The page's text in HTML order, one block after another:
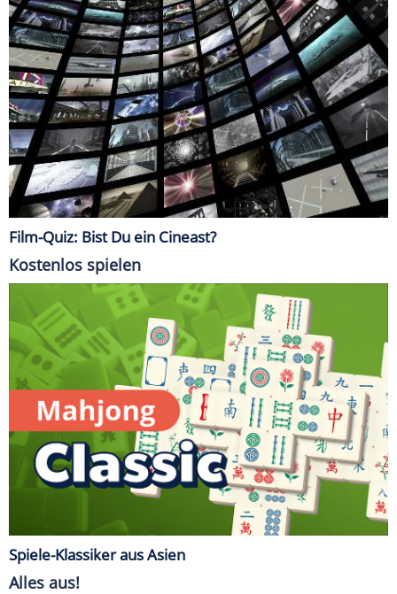
Film-Quiz: Bist Du ein Cineast?
Kostenlos spielen
Spiele-Klassiker aus Asien
Alles aus!